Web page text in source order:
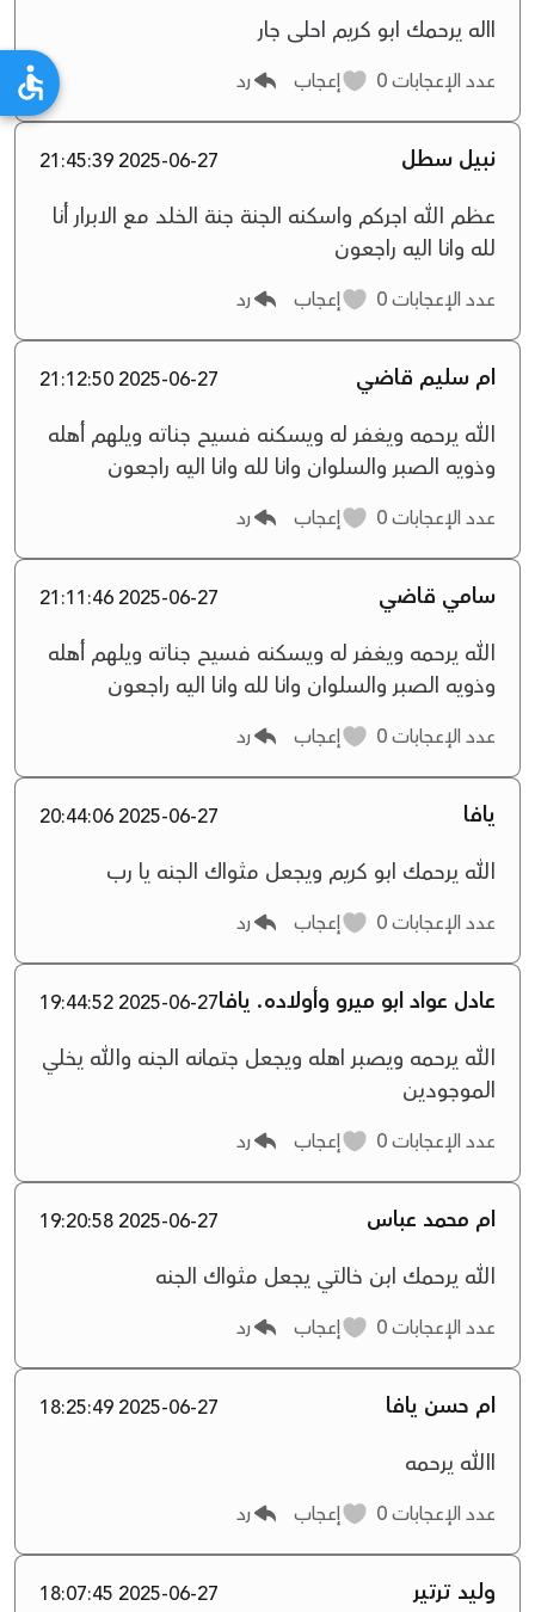
االه يرحمك ابو كريم احلى جار
عدد الإعجابات إعجاب رد
نبيل سطل 2025-06-27 21:45:39
عظم الله اجركم واسكنه الجنة جنة الخلد مع الابرار أنا
لله وانا اليه راجعون
عدد الإعجابات إعجاب رد
ام سليم قاضي 2025-06-27 21:12:50
الله يرحمه ويغفر له ويسكنه فسيح جناته ويلهم أهله
وذويه الصبر والسلوان وانا لله وانا اليه راجعون
عدد الإعجابات إعجاب رد
سامي قاضي 2025-06-27 21:11:46
الله يرحمه ويغفر له ويسكنه فسيح جناته ويلهم أهله
وذويه الصبر والسلوان وانا لله وانا اليه راجعون
عدد الإعجابات إعجاب رد
يافا 2025-06-27 20:44:06
الله يرحمك ابو كريم ويجعل مثواك الجنه يا رب
عدد الإعجابات إعجاب رد
عادل عواد ابو ميرو وأولاده. يافا2025-06-27 19:44:52
الله يرحمه ويصبر اهله ويجعل جتمانه الجنه والله يخلي
الموجودين
عدد الإعجابات إعجاب رد
ام محمد عباس 2025-06-27 19:20:58
الله يرحمك ابن خالتي يجعل مثواك الجنه
عدد الإعجابات إعجاب رد
ام حسن يافا 2025-06-27 18:25:49
االله يرحمه
عدد الإعجابات إعجاب رد
وليد ترتير 2025-06-27 18:07:45